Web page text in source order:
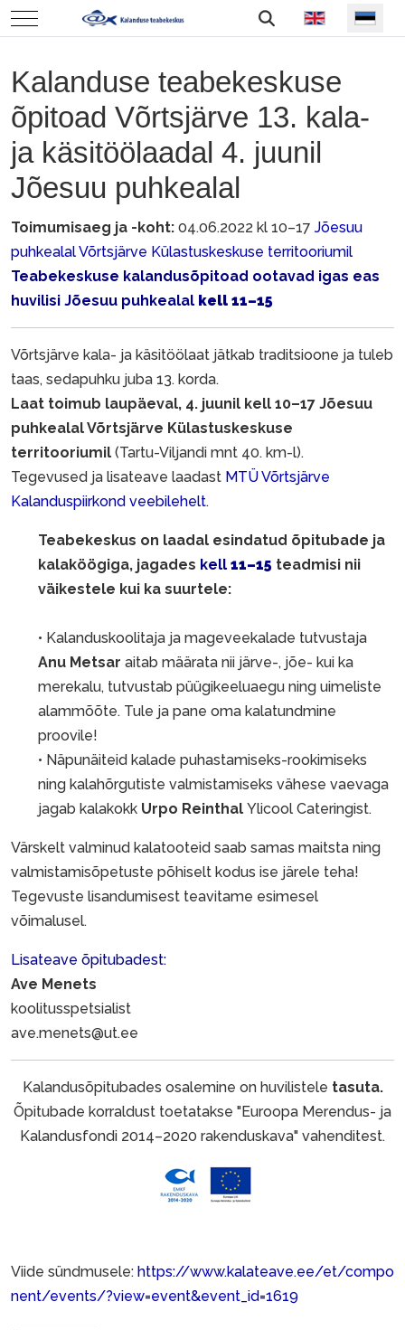
Mobile Menu Toggle Vali keel
Kalanduse teabekeskuse
õpitoad Võrtsjärve 13. kala-
ja käsitöölaadal 4. juunil
Jõesuu puhkealal
Toimumisaeg ja -koht: 04.06.2022 kl 10–17 Jõesuu
puhkealal Võrtsjärve Külastuskeskuse territooriumil
Teabekeskuse kalandusõpitoad ootavad igas eas
huvilisi Jõesuu puhkealal kell 11–15
Võrtsjärve kala- ja käsitöölaat jätkab traditsioone ja tuleb
taas, sedapuhku juba 13. korda.
Laat toimub laupäeval, 4. juunil kell 10–17 Jõesuu
puhkealal Võrtsjärve Külastuskeskuse
territooriumil (Tartu-Viljandi mnt 40. km-l).
Tegevused ja lisateave laadast MTÜ Võrtsjärve
Kalanduspiirkond veebilehelt.
Teabekeskus on laadal esindatud õpitubade ja
kalaköögiga, jagades kell 11–15 teadmisi nii
väikestele kui ka suurtele:
• Kalanduskoolitaja ja mageveekalade tutvustaja
Anu Metsar aitab määrata nii järve-, jõe- kui ka
merekalu, tutvustab püügikeeluaegu ning uimeliste
alammõõte. Tule ja pane oma kalatundmine
proovile!
• Näpunäiteid kalade puhastamiseks-rookimiseks
ning kalahõrgutiste valmistamiseks vähese vaevaga
jagab kalakokk Urpo Reinthal Ylicool Cateringist.
Värskelt valminud kalatooteid saab samas maitsta ning
valmistamisõpetuste põhiselt kodus ise järele teha!
Tegevuste lisandumisest teavitame esimesel
võimalusel.
Lisateave õpitubadest:
Ave Menets
koolitusspetsialist
ave.menets@ut.ee
Kalandusõpitubades osalemine on huvilistele tasuta.
Õpitubade korraldust toetatakse "Euroopa Merendus- ja
Kalandusfondi 2014–2020 rakenduskava" vahenditest.
Viide sündmusele: https://www.kalateave.ee/et/compo
nent/events/?view=event&event_id=1619